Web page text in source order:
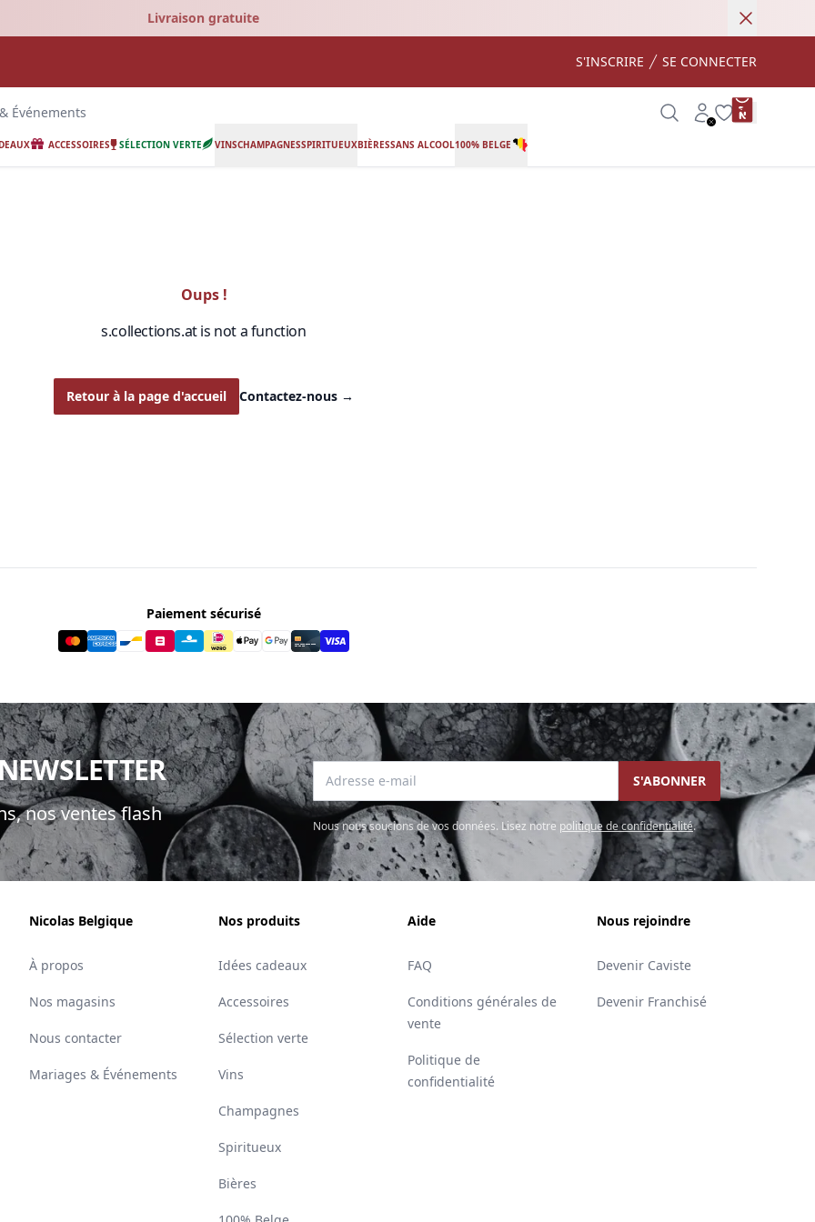
Livraison gratuite Annuler
S'INSCRIRE SE CONNECTER
Événements SearchAccount
Wishlistproduct
ACCESSOIRES SÉLECTION VERTE VINSCHAMPAGNESSPIRITUEUXBIÈRESSANS ALCOOL100% BELGE
Oups !
s.collections.at is not a function
Retour à la page d'accueil Contactez-nous →
Paiement sécurisé
nos ventes flash
Adresse e-mail S'ABONNER
Nous nous soucions de vos données. Lisez notre politique de confidentialité.
Nicolas Belgique
À propos
Nos magasins
Nous contacter
Mariages & Événements
Nos produits
Idées cadeaux
Accessoires
Sélection verte
Vins
Champagnes
Spiritueux
Bières
Aide
FAQ
Conditions générales de
vente
Politique de
confidentialité
Nous rejoindre
Devenir Caviste
Devenir Franchisé